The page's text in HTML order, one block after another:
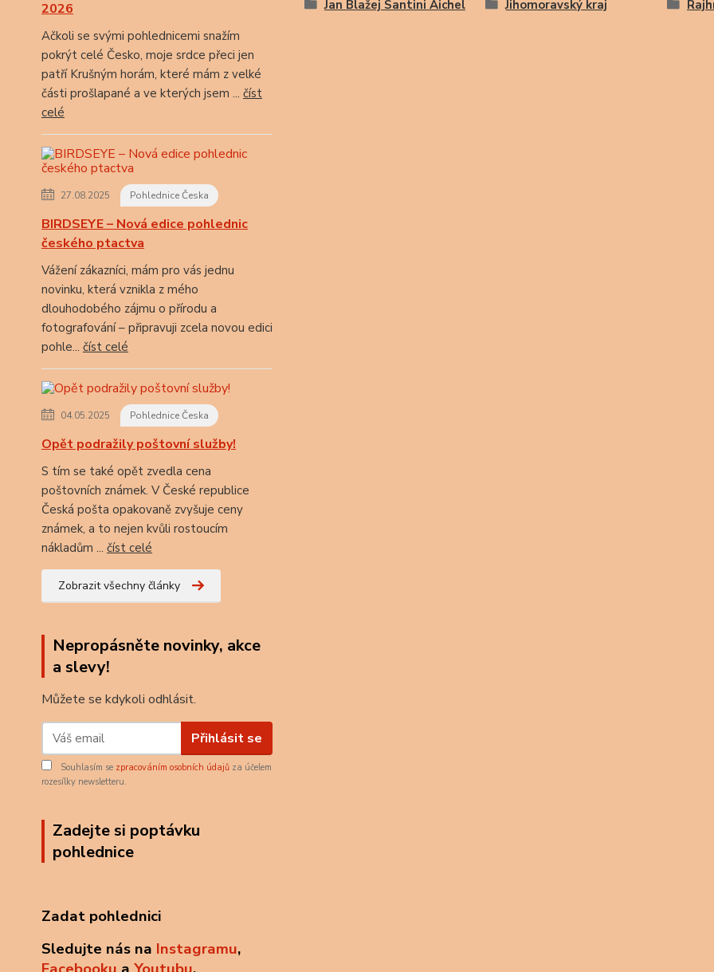
2026
Ačkoli se svými pohlednicemi snažím
pokrýt celé Česko, moje srdce přeci jen
patří Krušným horám, které mám z velké
části prošlapané a ve kterých jsem ... číst
celé
27.08.2025 Pohlednice Česka
BIRDSEYE – Nová edice pohlednic
českého ptactva
Vážení zákazníci, mám pro vás jednu
novinku, která vznikla z mého
dlouhodobého zájmu o přírodu a
fotografování – připravuji zcela novou edici
pohle... číst celé
04.05.2025 Pohlednice Česka
Opět podražily poštovní služby!
S tím se také opět zvedla cena
poštovních známek. V České republice
Česká pošta opakovaně zvyšuje ceny
známek, a to nejen kvůli rostoucím
nákladům ... číst celé
Zobrazit všechny články
Nepropásněte novinky, akce
a slevy!
Můžete se kdykoli odhlásit.
Přihlásit se
Souhlasím se zpracováním osobních údajů za účelem
rozesílky newsletteru.
Zadejte si poptávku
pohlednice
Zadat pohlednici
Sledujte nás na Instagramu,
Jan Blažej Santini Aichel Jihomoravský kraj